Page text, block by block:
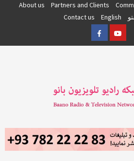
About us Partners and Clients
Contact us
English
FacebookYouTube